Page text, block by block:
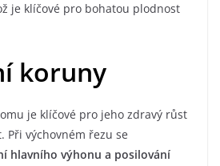
je klíčové pro bohatou plodnost
koruny
je klíčové pro jeho zdravý růst
výchovném řezu se
hlavního výhonu a posilování